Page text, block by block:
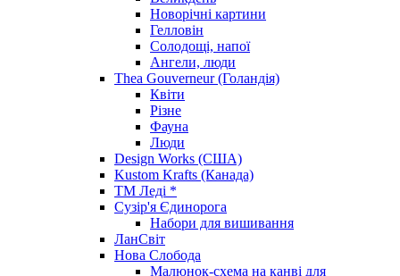
Новорічні картини
Гелловін
Солодощі, напої
Ангели, люди
Thea Gouverneur (Голандія)
Квіти
Різне
Фауна
Люди
Design Works (США)
Kustom Krafts (Канада)
ТМ Леді *
Сузір'я Єдинорога
Набори для вишивання
ЛанСвіт
Нова Слобода
Малюнок-схема на канві для